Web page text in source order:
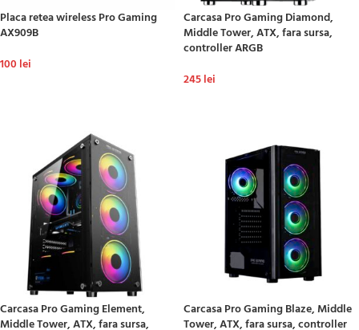
Placa retea wireless Pro Gaming
AX909B
100 lei
Carcasa Pro Gaming Diamond,
Middle Tower, ATX, fara sursa,
controller ARGB
245lei
Carcasa Pro Gaming Element,
Middle Tower, ATX, fara sursa,
Carcasa Pro Gaming Blaze, Middle
Tower, ATX, fara sursa, controller